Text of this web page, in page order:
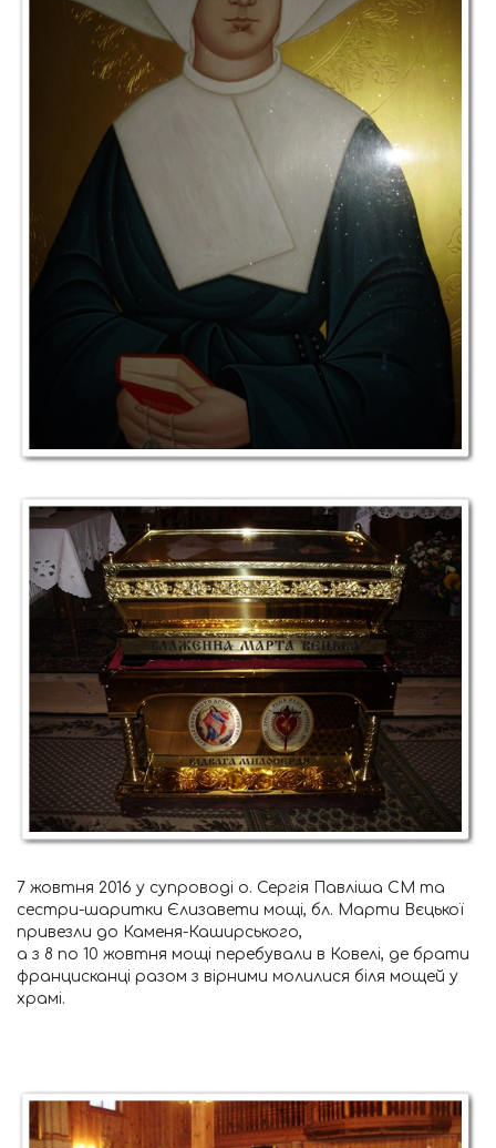
7 жовтня 2016 у супроводі о. Сергія Павліша СМ та
сестри-шаритки Єлизавети мощі, бл. Марти Вєцької
привезли до Каменя-Каширського,
а з 8 по 10 жовтня мощі перебували в Ковелі, де брати
францисканці разом з вірними молилися біля мощей у
храмі.